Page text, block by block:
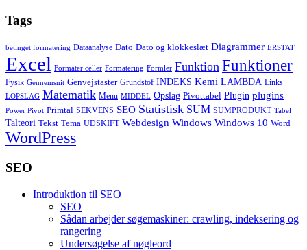
Tags
betinget formatering Dataanalyse Dato Dato og klokkeslæt Diagrammer ERSTAT
Excel Formater celler Formatering Formler Funktion Funktioner
Fysik Gennemsnit Genvejstaster Grundstof INDEKS Kemi LAMBDA Links
LOPSLAG Matematik Menu MIDDEL Opslag Pivottabel Plugin plugins
Power Pivot Primtal SEKVENS SEO Statistisk SUM SUMPRODUKT Tabel
Talteori Tekst Tema UDSKIFT Webdesign Windows Windows 10 Word
WordPress
SEO
Introduktion til SEO
SEO
Sådan arbejder søgemaskiner: crawling, indeksering og
rangering
Undersøgelse af nøgleord